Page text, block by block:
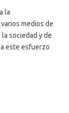
la
medios de
sociedad y de
este esfuerzo